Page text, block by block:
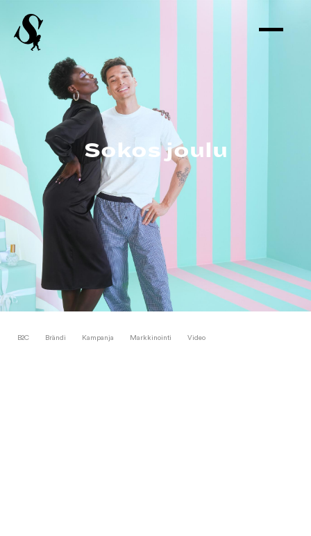
Sokos joulu
B2C Brändi Kampanja Markkinointi Video